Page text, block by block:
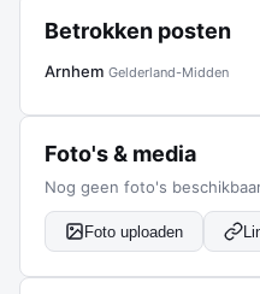
Betrokken posten
Arnhem Gelderland-Midden
Foto's & media
Nog geen foto's
Foto uploaden